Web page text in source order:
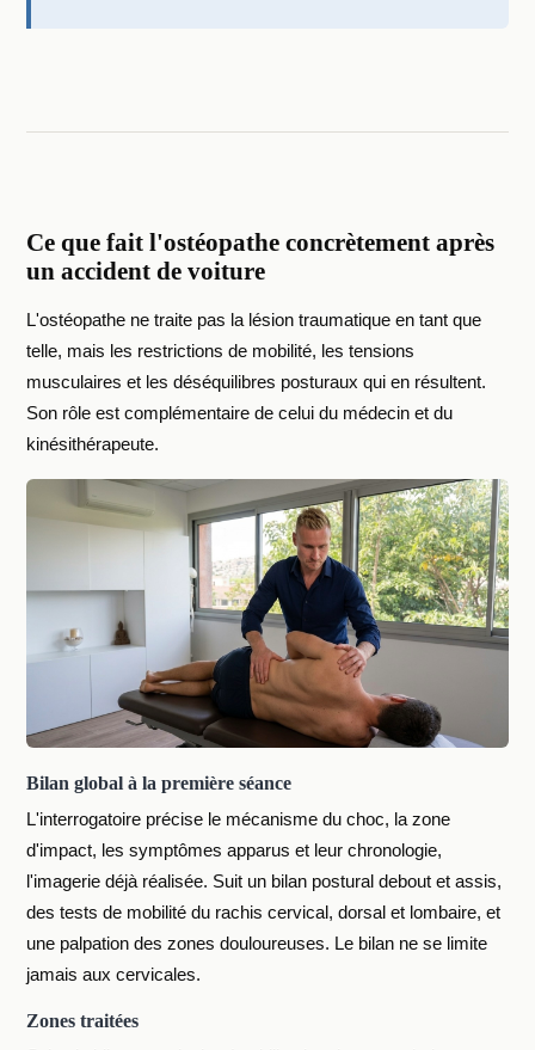
Ce que fait l'ostéopathe concrètement après
un accident de voiture
L'ostéopathe ne traite pas la lésion traumatique en tant que
telle, mais les restrictions de mobilité, les tensions
musculaires et les déséquilibres posturaux qui en résultent.
Son rôle est complémentaire de celui du médecin et du
kinésithérapeute.
Bilan global à la première séance
L'interrogatoire précise le mécanisme du choc, la zone
d'impact, les symptômes apparus et leur chronologie,
l'imagerie déjà réalisée. Suit un bilan postural debout et assis,
des tests de mobilité du rachis cervical, dorsal et lombaire, et
une palpation des zones douloureuses. Le bilan ne se limite
jamais aux cervicales.
Zones traitées